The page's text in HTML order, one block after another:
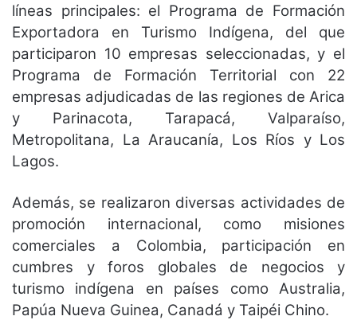
líneas principales: el Programa de Formación
Exportadora en Turismo Indígena, del que
participaron 10 empresas seleccionadas, y el
Programa de Formación Territorial con 22
empresas adjudicadas de las regiones de Arica
y Parinacota, Tarapacá, Valparaíso,
Metropolitana, La Araucanía, Los Ríos y Los
Lagos.
Además, se realizaron diversas actividades de
promoción internacional, como misiones
comerciales a Colombia, participación en
cumbres y foros globales de negocios y
turismo indígena en países como Australia,
Papúa Nueva Guinea, Canadá y Taipéi Chino.